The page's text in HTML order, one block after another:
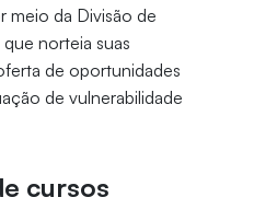
meio da Divisão de
norteia suas
de oportunidades
de vulnerabilidade
cursos